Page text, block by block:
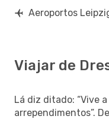
Aeroportos
Viajar de
Lá diz ditado: “Vive
arrependimentos”.